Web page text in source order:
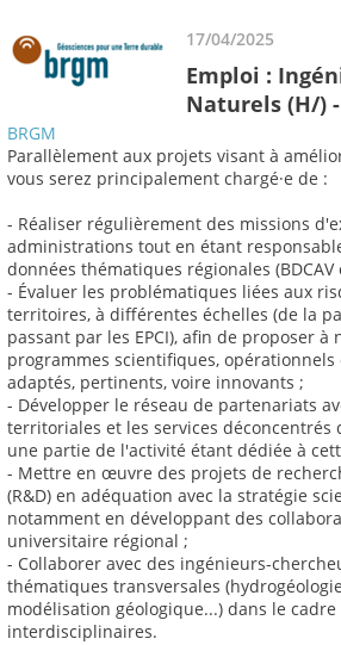
17/04/2025
Emploi :
Naturels (H/)
BRGM
Parallèlement aux projets visant à
vous serez principalement chargé·e de :
- Réaliser régulièrement des missions
administrations tout en étant
données thématiques régionales (BDCAV
- Évaluer les problématiques liées aux
territoires, à différentes échelles (de la
passant par les EPCI), afin de proposer à
programmes scientifiques, opérationnels
adaptés, pertinents, voire innovants ;
- Développer le réseau de partenariats
territoriales et les services déconcentrés
une partie de l'activité étant dédiée à
- Mettre en œuvre des projets de
(R&D) en adéquation avec la stratégie
notamment en développant des
universitaire régional ;
- Collaborer avec des ingénieurs-
thématiques transversales
modélisation géologique...) dans le
interdisciplinaires.